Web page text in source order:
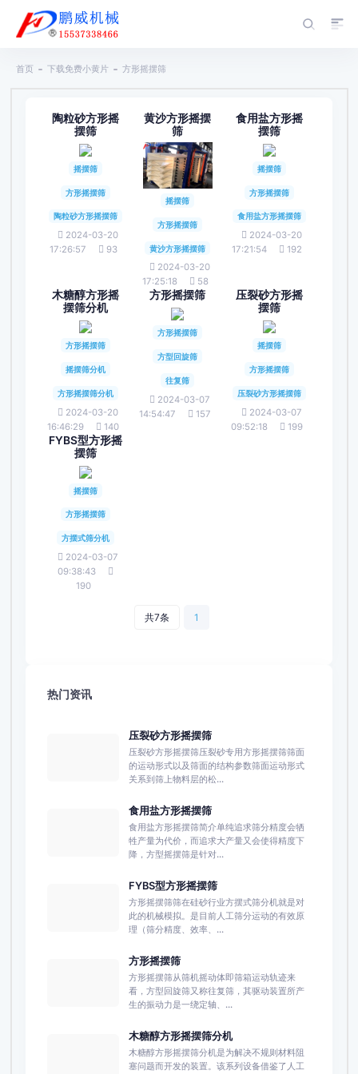
首页 下载免费小黄片 方形摇摆筛
陶粒砂方形摇
摆筛
摇摆筛
方形摇摆筛
陶粒砂方形摇摆筛
2024-03-20
17:26:57
93
黄沙方形摇摆
筛
摇摆筛
方形摇摆筛
黄沙方形摇摆筛
2024-03-20
17:25:18
58
食用盐方形摇
摆筛
摇摆筛
方形摇摆筛
食用盐方形摇摆筛
2024-03-20
17:21:54
192
木糖醇方形摇
摆筛分机
方形摇摆筛
摇摆筛分机
方形摇摆筛分机
2024-03-20
16:46:29
140
方形摇摆筛
方形摇摆筛
方型回旋筛
往复筛
2024-03-07
14:54:47
157
压裂砂方形摇
摆筛
摇摆筛
方形摇摆筛
压裂砂方形摇摆筛
2024-03-07
09:52:18
199
FYBS型方形摇
摆筛
摇摆筛
方形摇摆筛
方摆式筛分机
2024-03-07
09:38:43
190
共7条 1
热门资讯
压裂砂方形摇摆筛
压裂砂方形摇摆筛压裂砂专用方形摇摆筛筛面
的运动形式以及筛面的结构参数筛面运动形式
关系到筛上物料层的松...
食用盐方形摇摆筛
食用盐方形摇摆筛简介单纯追求筛分精度会牺
牲产量为代价，而追求大产量又会使得精度下
降，方型摇摆筛是针对...
FYBS型方形摇摆筛
方形摇摆筛筛在硅砂行业方摆式筛分机就是对
此的机械模拟。是目前人工筛分运动的有效原
理（筛分精度、效率、...
方形摇摆筛
方形摇摆筛从筛机摇动体即筛箱运动轨迹来
看，方型回旋筛又称往复筛，其驱动装置所产
生的振动力是一绕定轴、...
木糖醇方形摇摆筛分机
木糖醇方形摇摆筛分机是为解决不规则材料阻
塞问题而开发的装置。该系列设备借鉴了人工